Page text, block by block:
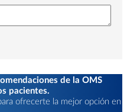
de la OMS
pacientes.
ofrecerte la mejor opción en